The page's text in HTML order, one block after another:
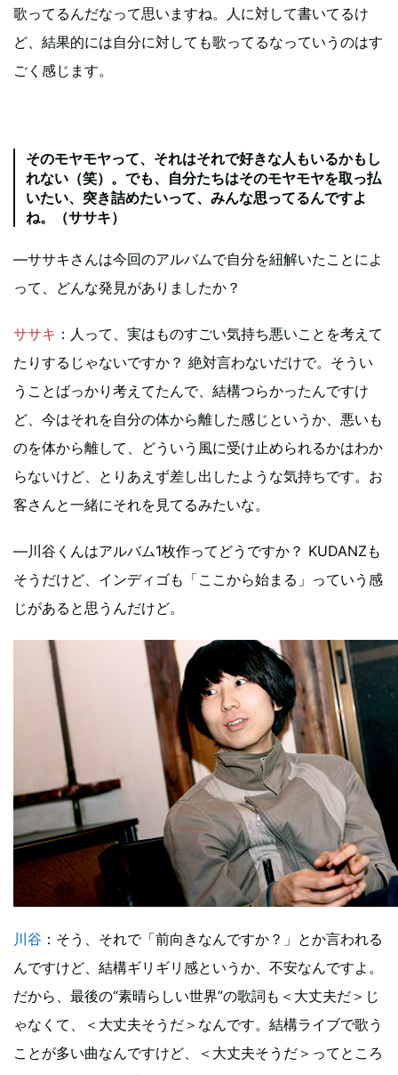
歌ってるんだなって思いますね。人に対して書いてるけ
ど、結果的には自分に対しても歌ってるなっていうのはす
ごく感じます。
そのモヤモヤって、それはそれで好きな人もいるかもし
れない（笑）。でも、自分たちはそのモヤモヤを取っ払
いたい、突き詰めたいって、みんな思ってるんですよ
ね。（ササキ）
―ササキさんは今回のアルバムで自分を紐解いたことによ
って、どんな発見がありましたか？
ササキ ：人って、実はものすごい気持ち悪いことを考えて
たりするじゃないですか？ 絶対言わないだけで。そうい
うことばっかり考えてたんで、結構つらかったんですけ
ど、今はそれを自分の体から離した感じというか、悪いも
のを体から離して、どういう風に受け止められるかはわか
らないけど、とりあえず差し出したような気持ちです。お
客さんと一緒にそれを見てるみたいな。
―川谷くんはアルバム1枚作ってどうですか？ KUDANZも
そうだけど、インディゴも「ここから始まる」っていう感
じがあると思うんだけど。
川谷 ：そう、それで「前向きなんですか？」とか言われる
んですけど、結構ギリギリ感というか、不安なんですよ。
だから、最後の“素晴らしい世界”の歌詞も＜大丈夫だ＞じ
ゃなくて、＜大丈夫そうだ＞なんです。結構ライブで歌う
ことが多い曲なんですけど、＜大丈夫そうだ＞ってところ